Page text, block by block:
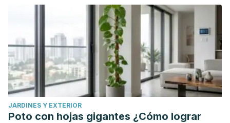
JARDINES Y EXTERIOR
Poto con hojas gigantes ¿Cómo lograr